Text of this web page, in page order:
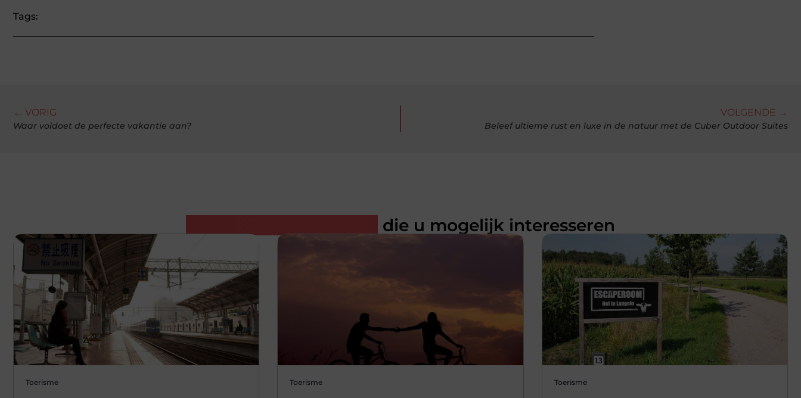
Tags:
← VORIG
Waar voldoet de perfecte vakantie aan?
VOLGENDE →
Beleef ultieme rust en luxe in de natuur met de Cuber Outdoor Suites
die u mogelijk interesseren
Toerisme Toerisme Toerisme